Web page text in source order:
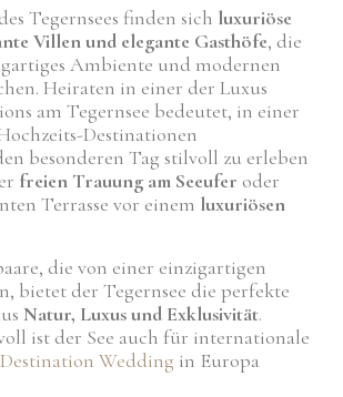
Tegernsees finden sich luxuriöse
Villen und elegante Gasthöfe, die
Ambiente und modernen
Heiraten in einer der Luxus
am Tegernsee bedeutet, in einer
Destinationen
besonderen Tag stilvoll zu erleben
freien Trauung am Seeufer oder
Terrasse vor einem luxuriösen
die von einer einzigartigen
bietet der Tegernsee die perfekte
Natur, Luxus und Exklusivität.
ist der See auch für internationale
Destination Wedding in Europa